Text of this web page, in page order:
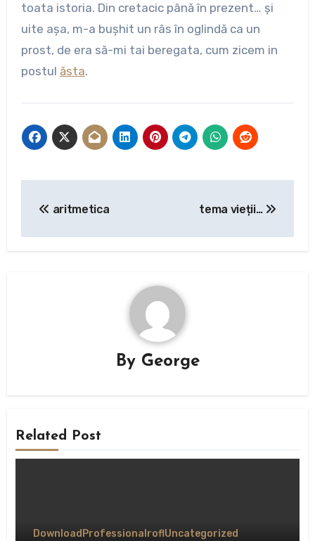
toata istoria. Din cretacic până în prezent… și
uite așa, m-a bușhit un râs în oglindă ca un
prost, de era să-mi tai beregata, cum zicem in
postul ăsta.
aritmetica tema vieții…
By George
Related Post
Download Professional roflUncategorized